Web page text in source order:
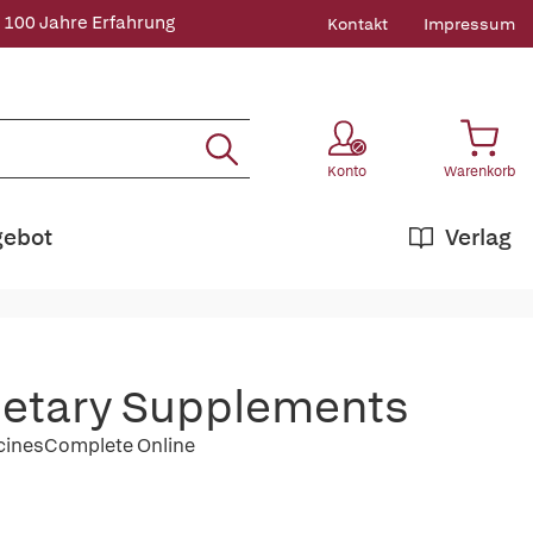
Jahre Erfahrung Kontakt Impressum
Konto Warenkorb
Verlag
Supplements
Online